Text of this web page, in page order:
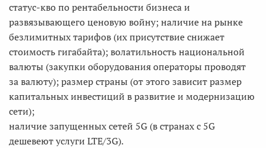
статус-кво по рентабельности бизнеса и
развязывающего ценовую войну; наличие на рынке
безлимитных тарифов (их присутствие снижает
стоимость гигабайта); волатильность национальной
валюты (закупки оборудования операторы проводят
за валюту); размер страны (от этого зависит размер
капитальных инвестиций в развитие и модернизацию
сети);
наличие запущенных сетей 5G (в странах с 5G
дешевеют услуги LTE/3G).